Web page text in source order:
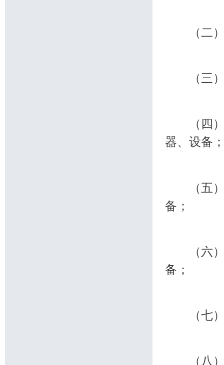
（二）
（三）
（四）
器、设备
（五）
备；
（六）
备；
（七）
（八）